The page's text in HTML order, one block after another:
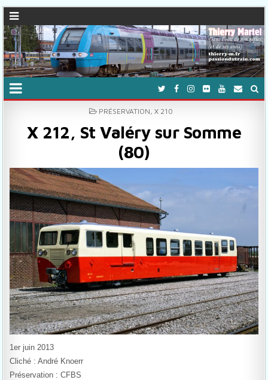
POSTED IN
PRÉSERVATION, X 210
X 212, St Valéry sur Somme
(80)
1er juin 2013
Cliché : André Knoerr
Préservation : CFBS